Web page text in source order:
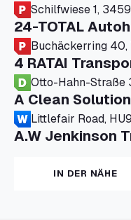
Schilfwiese 1,
24-TOTAL
Buchäckerring
4 RATAI
A Clean Solution
Littlefair Road,
A.W Jenkinson
Progress
A+G Nettetal -
Am Panneschopp
IN DER NÄHE